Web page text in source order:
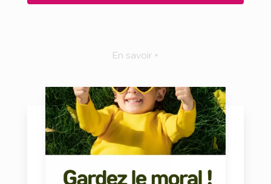
En savoir +